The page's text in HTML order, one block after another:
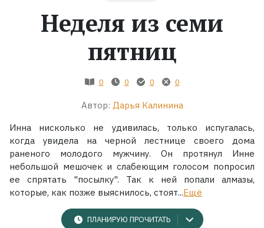
Экранизации
Неделя из семи
пятниц
0 0 0 0
Автор: Дарья Калинина
Инна нисколько не удивилась, только испугалась,
когда увидела на черной лестнице своего дома
раненого молодого мужчину. Он протянул Инне
небольшой мешочек и слабеющим голосом попросил
ее спрятать "посылку". Так к ней попали алмазы,
которые, как позже выяснилось, стоят...Ещё
ПЛАНИРУЮ ПРОЧИТАТЬ